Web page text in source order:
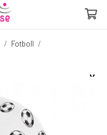
/ Fotboll /
☓